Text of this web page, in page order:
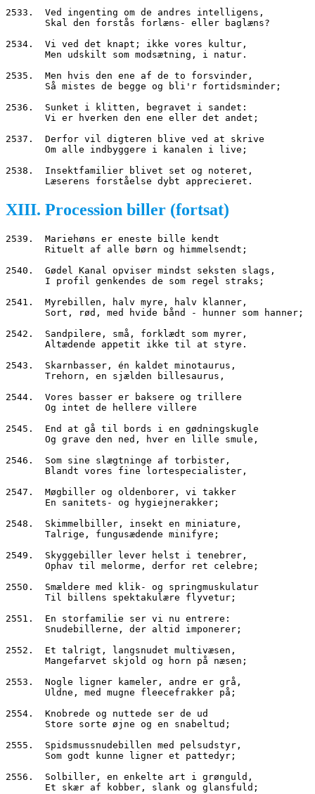
2533.  Ved ingenting om de andres intelligens,
       Skal den forstås forlæns- eller baglæns?
2534.  Vi ved det knapt; ikke vores kultur,
       Men udskilt som modsætning, i natur.
2535.  Men hvis den ene af de to forsvinder,
       Så mistes de begge og bli'r fortidsminder;
2536.  Sunket i klitten, begravet i sandet:
       Vi er hverken den ene eller det andet;
2537.  Derfor vil digteren blive ved at skrive
       Om alle indbyggere i kanalen i live;
2538.  Insektfamilier blivet set og noteret,
       Læserens forståelse dybt apprecieret.
XIII. Procession biller (fortsat)
2539.  Mariehøns er eneste bille kendt
       Rituelt af alle børn og himmelsendt;
2540.  Gødel Kanal opviser mindst seksten slags,
       I profil genkendes de som regel straks;
2541.  Myrebillen, halv myre, halv klanner,
       Sort, rød, med hvide bånd - hunner som hanner;
2542.  Sandpilere, små, forklædt som myrer,
       Altædende appetit ikke til at styre.
2543.  Skarnbasser, én kaldet minotaurus,
       Trehorn, en sjælden billesaurus,
2544.  Vores basser er baksere og trillere
       Og intet de hellere villere
2545.  End at gå til bords i en gødningskugle
       Og grave den ned, hver en lille smule,
2546.  Som sine slægtninge af torbister,
       Blandt vores fine lortespecialister,
2547.  Møgbiller og oldenborer, vi takker
       En sanitets- og hygiejnerakker;
2548.  Skimmelbiller, insekt en miniature,
       Talrige, fungusædende minifyre;
2549.  Skyggebiller lever helst i tenebrer,
       Ophav til melorme, derfor ret celebre;
2550.  Smældere med klik- og springmuskulatur
       Til billens spektakulære flyvetur;
2551.  En storfamilie ser vi nu entrere:
       Snudebillerne, der altid imponerer;
2552.  Et talrigt, langsnudet multivæsen,
       Mangefarvet skjold og horn på næsen;
2553.  Nogle ligner kameler, andre er grå,
       Uldne, med mugne fleecefrakker på;
2554.  Knobrede og nuttede ser de ud
       Store sorte øjne og en snabeltud;
2555.  Spidsmussnudebillen med pelsudstyr,
       Som godt kunne ligner et pattedyr;
2556.  Solbiller, en enkelte art i grønguld,
       Et skær af kobber, slank og glansfuld;